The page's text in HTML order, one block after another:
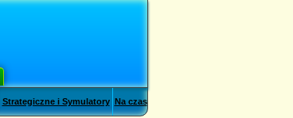
Strategiczne i Symulatory Na czas